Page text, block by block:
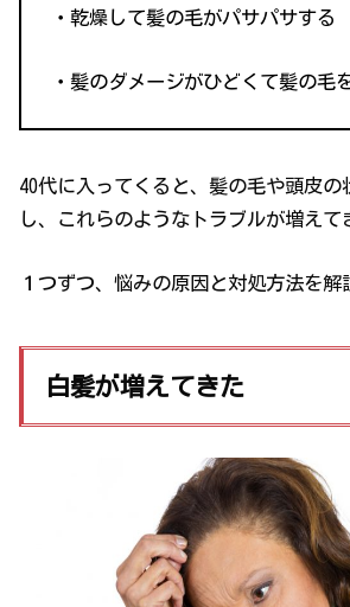
・乾燥して髪の毛がパサパサする
・髪のダメージがひどくて髪の毛
40代に入ってくると、髪の毛や頭皮の
し、これらのようなトラブルが増えて
１つずつ、悩みの原因と対処方法を解
白髪が増えてきた